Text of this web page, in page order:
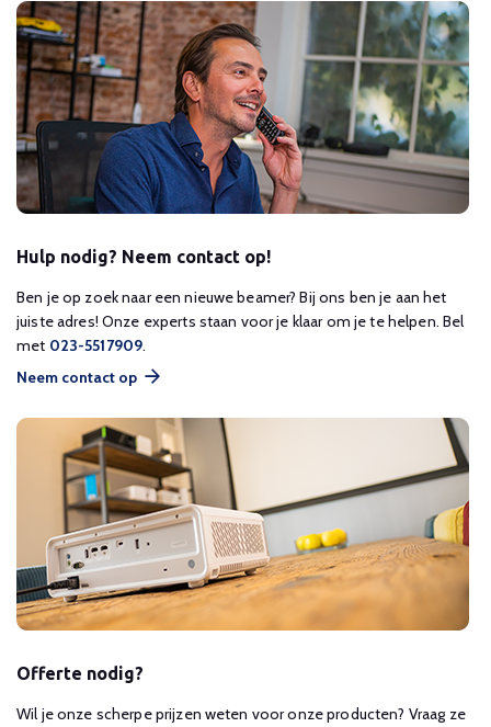
Hulp nodig? Neem contact op!
Ben je op zoek naar een nieuwe beamer? Bij ons ben je aan het
juiste adres! Onze experts staan voor je klaar om je te helpen. Bel
met 023-5517909.
Neem contact op
Offerte nodig?
Wil je onze scherpe prijzen weten voor onze producten? Vraag ze